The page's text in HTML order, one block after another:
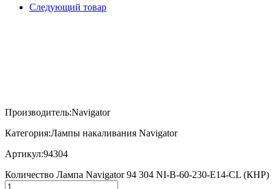
Следующий товар
Производитель:Navigator
Категория:Лампы накаливания Navigator
Артикул:94304
Количество Лампа Navigator 94 304 NI-B-60-230-E14-CL (КНР)